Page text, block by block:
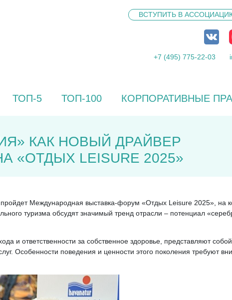
ВСТУПИТЬ В
+7 (495) 775-22-03
ТОП-5 ТОП-100 КОРПОРАТИВНЫЕ
КАК НОВЫЙ ДРАЙВЕР
LEISURE 2025»
Международная выставка-форум «Отдых Leisure 2025», на
туризма обсудят значимый тренд отрасли – потенциал
и ответственности за собственное здоровье, представляют
Особенности поведения и ценности этого поколения требуют